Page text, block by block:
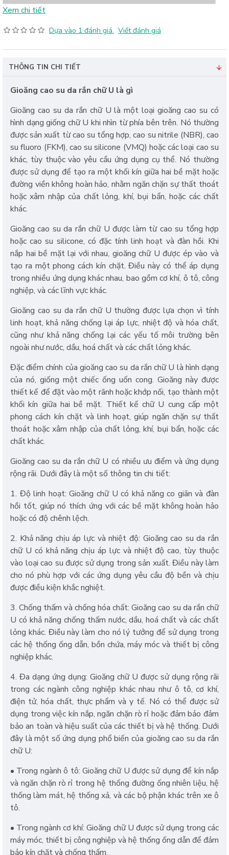
Xem chi tiết
Dựa vào 1 đánh giá. Viết đánh giá
THÔNG TIN CHI TIẾT
Gioăng cao su da rắn chữ U là gì
Gioăng cao su da rắn chữ U là một loại gioăng cao su có
hình dạng giống chữ U khi nhìn từ phía bên trên. Nó thường
được sản xuất từ cao su tổng hợp, cao su nitrile (NBR), cao
su fluoro (FKM), cao su silicone (VMQ) hoặc các loại cao su
khác, tùy thuộc vào yêu cầu ứng dụng cụ thể. Nó thường
được sử dụng để tạo ra một khối kín giữa hai bề mặt hoặc
đường viền không hoàn hảo, nhằm ngăn chặn sự thất thoát
hoặc xâm nhập của chất lỏng, khí, bụi bẩn, hoặc các chất
khác.
Gioăng cao su da rắn chữ U được làm từ cao su tổng hợp
hoặc cao su silicone, có đặc tính linh hoạt và đàn hồi. Khi
nắp hai bề mặt lại với nhau, gioăng chữ U được ép vào và
tạo ra một phong cách kín chặt. Điều này có thể áp dụng
trong nhiều ứng dụng khác nhau, bao gồm cơ khí, ô tô, công
nghiệp, và các lĩnh vực khác.
Gioăng cao su da rắn chữ U thường được lựa chọn vì tính
linh hoạt, khả năng chống lại áp lực, nhiệt độ và hóa chất,
cũng như khả năng chống lại các yếu tố môi trường bên
ngoài như nước, dầu, hoá chất và các chất lỏng khác.
Đặc điểm chính của gioăng cao su da rắn chữ U là hình dạng
của nó, giống một chiếc ống uốn cong. Gioăng này được
thiết kế để đặt vào một rãnh hoặc khớp nối, tạo thành một
khối kín giữa hai bề mặt. Thiết kế chữ U cung cấp một
phong cách kín chặt và linh hoạt, giúp ngăn chặn sự thất
thoát hoặc xâm nhập của chất lỏng, khí, bụi bẩn, hoặc các
chất khác.
Gioăng cao su da rắn chữ U có nhiều ưu điểm và ứng dụng
rộng rãi. Dưới đây là một số thông tin chi tiết:
1. Độ linh hoạt: Gioăng chữ U có khả năng co giãn và đàn
hồi tốt, giúp nó thích ứng với các bề mặt không hoàn hảo
hoặc có độ chênh lệch.
2. Khả năng chịu áp lực và nhiệt độ: Gioăng cao su da rắn
chữ U có khả năng chịu áp lực và nhiệt độ cao, tùy thuộc
vào loại cao su được sử dụng trong sản xuất. Điều này làm
cho nó phù hợp với các ứng dụng yêu cầu độ bền và chịu
được điều kiện khắc nghiệt.
3. Chống thấm và chống hóa chất: Gioăng cao su da rắn chữ
U có khả năng chống thấm nước, dầu, hoá chất và các chất
lỏng khác. Điều này làm cho nó lý tưởng để sử dụng trong
các hệ thống ống dẫn, bồn chứa, máy móc và thiết bị công
nghiệp khác.
4. Đa dạng ứng dụng: Gioăng chữ U được sử dụng rộng rãi
trong các ngành công nghiệp khác nhau như ô tô, cơ khí,
điện tử, hóa chất, thực phẩm và y tế. Nó có thể được sử
dụng trong việc kín nắp, ngăn chặn rò rỉ hoặc đảm bảo đảm
bảo an toàn và hiệu suất của các thiết bị và hệ thống. Dưới
đây là một số ứng dụng phổ biến của gioăng cao su da rắn
chữ U:
• Trong ngành ô tô: Gioăng chữ U được sử dụng để kín nắp
và ngăn chặn rò rỉ trong hệ thống đường ống nhiên liệu, hệ
thống làm mát, hệ thống xả, và các bộ phận khác trên xe ô
tô.
• Trong ngành cơ khí: Gioăng chữ U được sử dụng trong các
máy móc, thiết bị công nghiệp và hệ thống ống dẫn để đảm
bảo kín chặt và chống thấm.